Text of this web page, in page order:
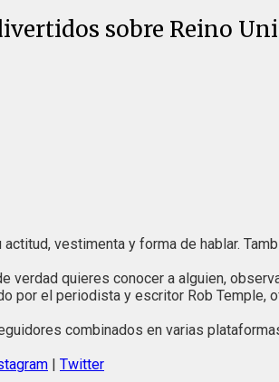
sobre Reino
vestimenta y forma de hablar.
verdad quieres conocer a alguien,
por el periodista y escritor Rob Temple,
combinados en varias
| Twitter